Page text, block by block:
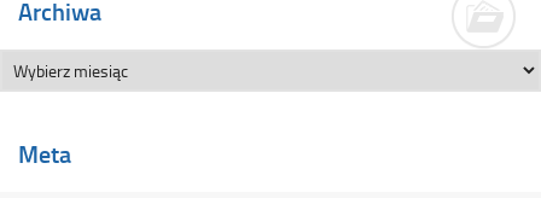
Archiwa
Meta